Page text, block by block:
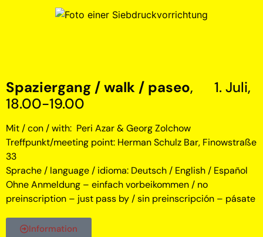
Spaziergang / walk / paseo, 1. Juli,
18.00-19.00
Mit / con / with: Peri Azar & Georg Zolchow
Treffpunkt/meeting point: Herman Schulz Bar, Finowstraße
33
Sprache / language / idioma: Deutsch / English / Español
Ohne Anmeldung – einfach vorbeikommen / no
preinscription – just pass by / sin preinscripción – pásate
Information